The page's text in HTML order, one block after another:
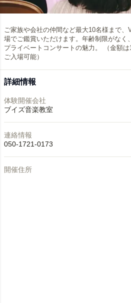
ご家族や会社の仲間など最大10名様まで、
場でご鑑賞いただけます。年齢制限がなく
プライベートコンサートの魅力。 （金額
ご入場可能）
詳細情報
体験開催会社
ブイズ音楽教室
連絡情報
050-1721-0173
開催住所